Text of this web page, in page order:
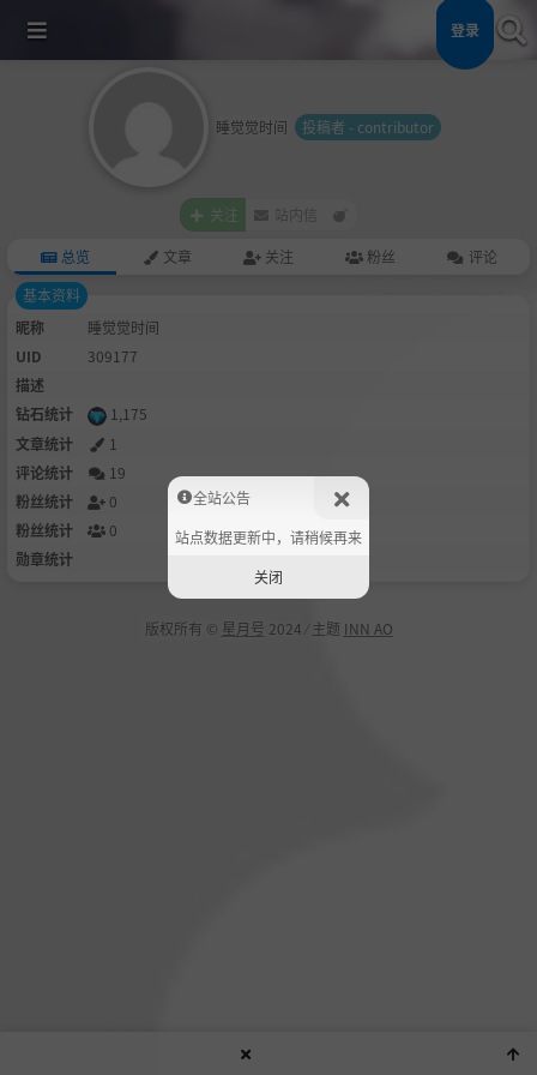
登录
睡觉觉时间 投稿者 - contributor
关注 站内信
总览 文章 关注 粉丝
评论
基本资料
昵称
睡觉觉时间
UID
309177
描述
钻石统计
1,175
文章统计
1
评论统计
19
粉丝统计
0
粉丝统计
0
勋章统计
版权所有 © 星月号 2024 ⁄ 主题 INN AO
全站公告
站点数据更新中，请稍候再来
关闭